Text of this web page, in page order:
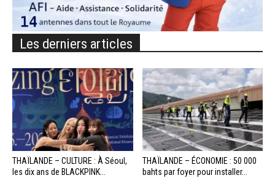
Les derniers articles
THAÏLANDE – CULTURE : À Séoul,
les dix ans de BLACKPINK...
THAÏLANDE – ÉCONOMIE : 50 000
bahts par foyer pour installer...